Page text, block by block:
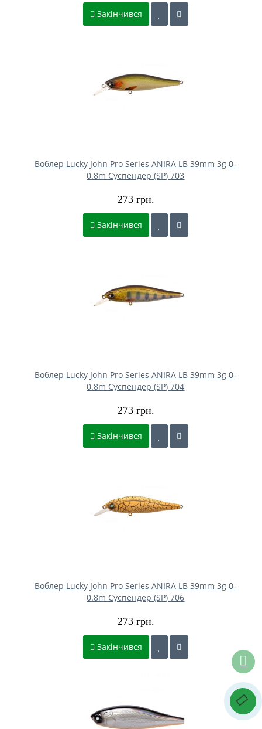
Закінчився
Воблер Lucky John Pro Series ANIRA LB 39mm 3g 0-
0.8m Cуспендер (SP) 703
273 грн.
Закінчився
Воблер Lucky John Pro Series ANIRA LB 39mm 3g 0-
0.8m Cуспендер (SP) 704
273 грн.
Закінчився
Воблер Lucky John Pro Series ANIRA LB 39mm 3g 0-
0.8m Cуспендер (SP) 706
273 грн.
Закінчився